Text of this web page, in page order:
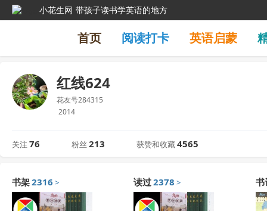
小花生网 带孩子读书学英语的地方
首页 阅读打卡 英语启蒙
红线624
花友号284315
2014
关注 76 粉丝 213 获赞和收藏4565
书架2316 > 读过2378 > 书